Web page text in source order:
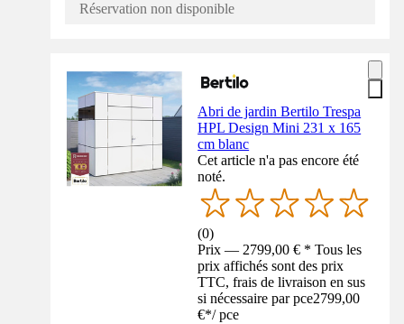
Réservation non disponible
Abri de jardin Bertilo Trespa
HPL Design Mini 231 x 165
cm blanc
Cet article n'a pas encore été
noté.
(0)
Prix — 2799,00 € * Tous les
prix affichés sont des prix
TTC, frais de livraison en sus
si nécessaire par pce2799,00
€*/ pce